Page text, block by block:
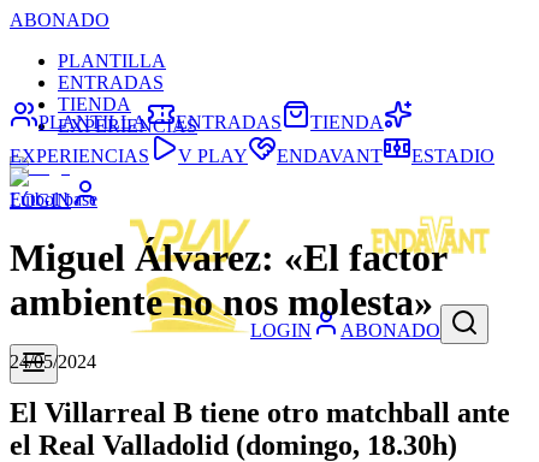
ABONADO
PLANTILLA
ENTRADAS
TIENDA
EXPERIENCIAS
LOGIN
LOGIN ABONADO
PLANTILLA ENTRADAS
TIENDA
EXPERIENCIAS
V PLAY ENDAVANT ESTADIO
Fútbol base
Miguel Álvarez: «El factor
ambiente no nos molesta»
24/05/2024
El Villarreal B tiene otro matchball ante
el Real Valladolid (domingo, 18.30h)